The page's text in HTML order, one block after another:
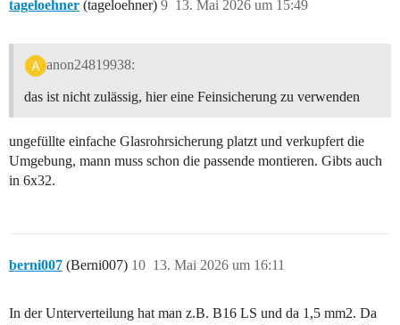
tageloehner (tageloehner) 13. Mai 2026 um 15:49
9
anon24819938:
das ist nicht zulässig, hier eine Feinsicherung zu verwenden
ungefüllte einfache Glasrohrsicherung platzt und verkupfert die
Umgebung, mann muss schon die passende montieren. Gibts auch
in 6x32.
berni007 (Berni007) 13. Mai 2026 um 16:11
10
In der Unterverteilung hat man z.B. B16 LS und da 1,5 mm2. Da